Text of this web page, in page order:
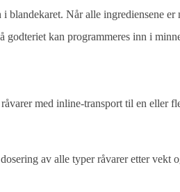
blandekaret. Når alle ingrediensene
kan programmeres inn i
med inline-transport til en eller
av alle typer råvarer etter vekt